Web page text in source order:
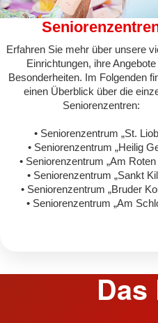
Erfahren Sie mehr über unsere
Einrichtungen, ihre
Besonderheiten. Im Folgenden
einen Überblick über die
Seniorenzentren:
• Seniorenzentrum „St.
• Seniorenzentrum „Heilig
• Seniorenzentrum „Am Roten
• Seniorenzentrum „Sankt
• Seniorenzentrum „Bruder
• Seniorenzentrum „Am
Das